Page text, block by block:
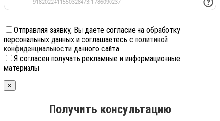
Отправляя заявку, Вы даете согласие на обработку
персональных данных и соглашаетесь с политикой
конфиденциальности данного сайта
Я согласен получать рекламные и информационные
материалы
×
Получить консультацию